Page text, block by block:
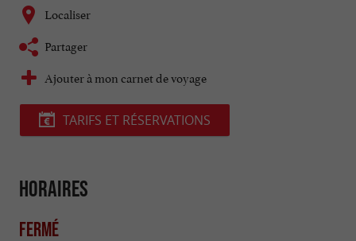
Localiser
Partager
Ajouter à mon carnet de voyage
TARIFS ET RÉSERVATIONS
Horaires
Fermé